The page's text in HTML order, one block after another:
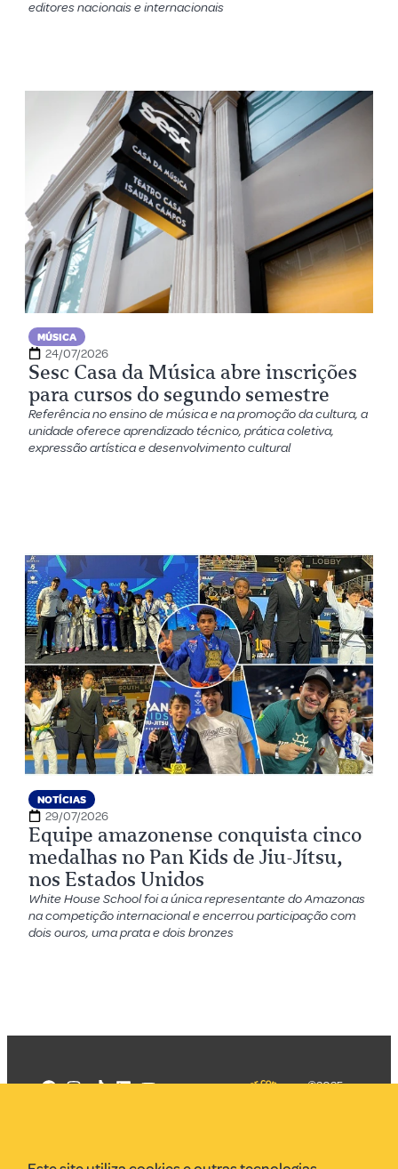
editores nacionais e internacionais
MÚSICA
24/07/2026
Sesc Casa da Música abre inscrições
para cursos do segundo semestre
Referência no ensino de música e na promoção da cultura, a
unidade oferece aprendizado técnico, prática coletiva,
expressão artística e desenvolvimento cultural
NOTÍCIAS
29/07/2026
Equipe amazonense conquista cinco
medalhas no Pan Kids de Jiu-Jítsu,
nos Estados Unidos
White House School foi a única representante do Amazonas
na competição internacional e encerrou participação com
dois ouros, uma prata e dois bronzes
©2025